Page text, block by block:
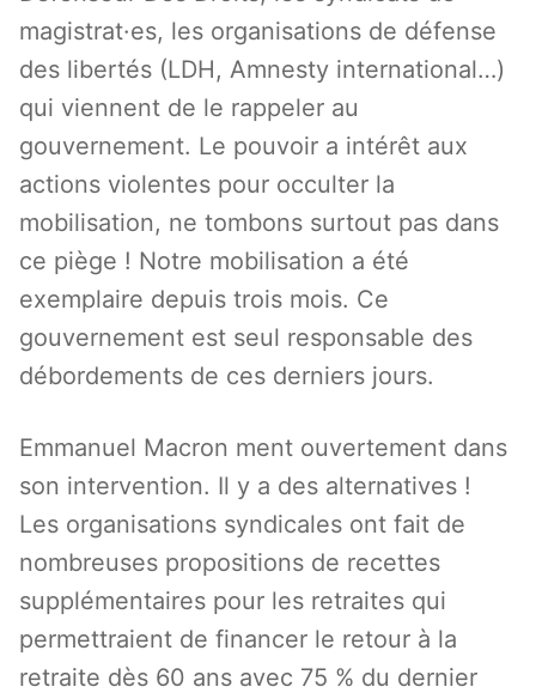
magistrat·es, les organisations de défense
des libertés (LDH, Amnesty international…)
qui viennent de le rappeler au
gouvernement. Le pouvoir a intérêt aux
actions violentes pour occulter la
mobilisation, ne tombons surtout pas dans
ce piège ! Notre mobilisation a été
exemplaire depuis trois mois. Ce
gouvernement est seul responsable des
débordements de ces derniers jours.
Emmanuel Macron ment ouvertement dans
son intervention. Il y a des alternatives !
Les organisations syndicales ont fait de
nombreuses propositions de recettes
supplémentaires pour les retraites qui
permettraient de financer le retour à la
retraite dès 60 ans avec 75 % du dernier